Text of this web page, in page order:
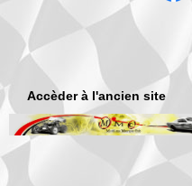
Accèder à l'ancien site